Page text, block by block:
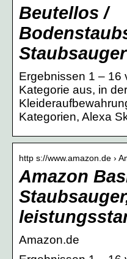
Beutellos /
Ergebnissen 1 –
Kategorie aus, in
Kategorien, Alexa
http s://www.amazon.de ›
Amazon
Amazon.de